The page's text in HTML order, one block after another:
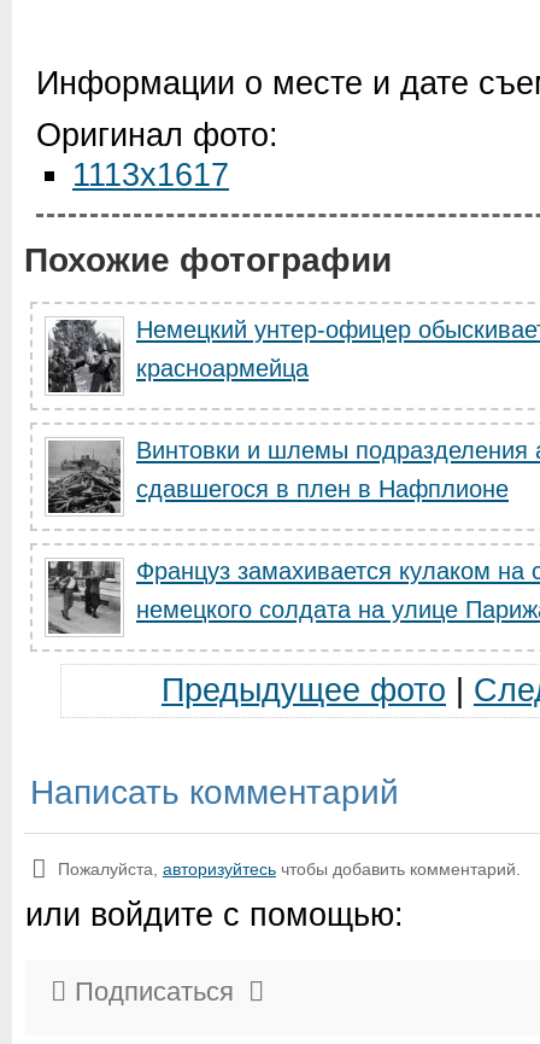
Информации о месте и дате
Оригинал фото:
1113x1617
Похожие фотографии
Немецкий унтер-офицер
красноармейца
Винтовки и шлемы подразделения
сдавшегося в плен в Нафплионе
Француз замахивается кулаком на
немецкого солдата на улице
Предыдущее фото
Написать комментарий
Пожалуйста, авторизуйтесь чтобы добавить комментарий.
или войдите с помощью:
Подписаться